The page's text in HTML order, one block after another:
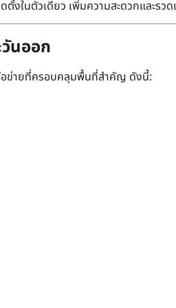
งในตัวเดียว เพิ่มความสะดวกและรว
นออก
อข่ายที่ครอบคลุมพื้นที่สำคัญ ดังนี้: